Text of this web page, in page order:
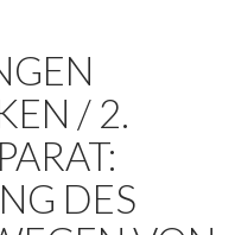
/ 2.
DES